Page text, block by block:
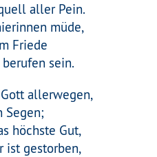
aller Pein.
müde,
Friede
sein.
allerwegen,
Segen;
höchste Gut,
ist gestorben,